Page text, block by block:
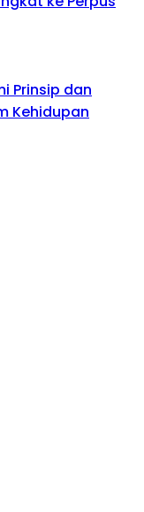
Prinsip dan
Kehidupan